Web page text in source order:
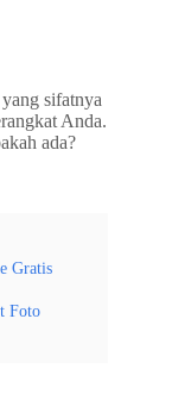
sifatnya
Anda.
ada?
Gratis
Foto